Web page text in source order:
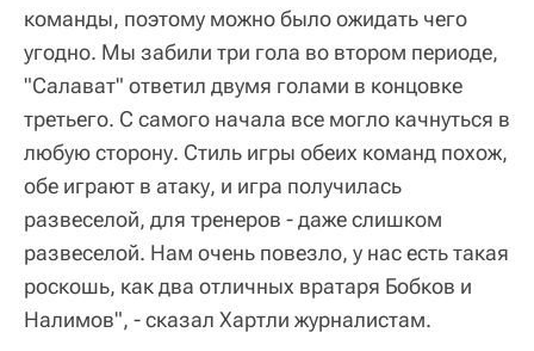
команды, поэтому можно было ожидать чего
угодно. Мы забили три гола во втором периоде,
"Салават" ответил двумя голами в концовке
третьего. С самого начала все могло качнуться в
любую сторону. Стиль игры обеих команд похож,
обе играют в атаку, и игра получилась
развеселой, для тренеров - даже слишком
развеселой. Нам очень повезло, у нас есть такая
роскошь, как два отличных вратаря Бобков и
Налимов", - сказал Хартли журналистам.